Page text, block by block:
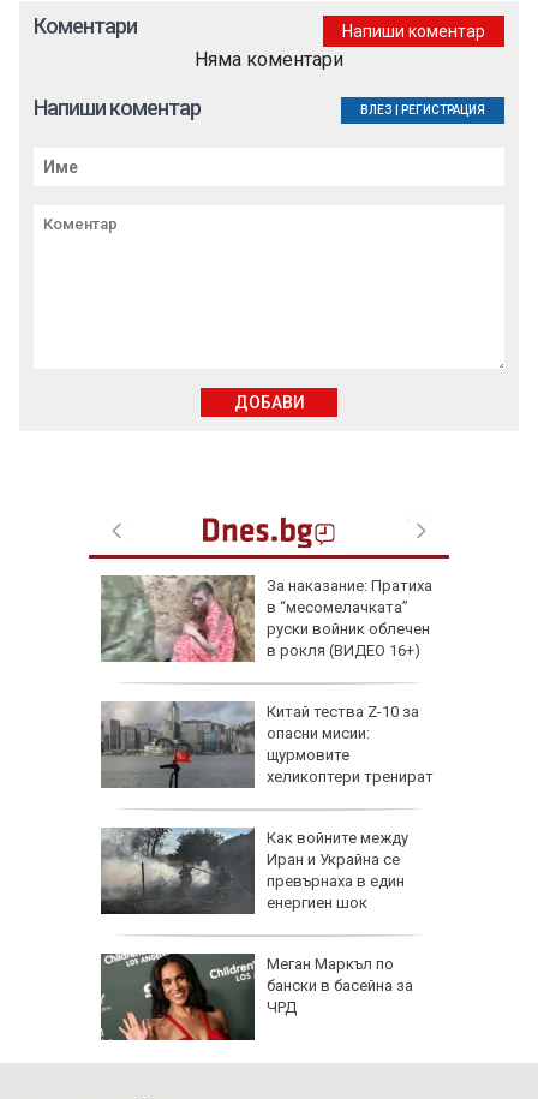
За наказание: Пратиха
в “месомелачката”
руски войник облечен
в рокля (ВИДЕО 16+)
Китай тества Z-10 за
опасни мисии:
щурмовите
хеликоптери тренират
Как войните между
Иран и Украйна се
превърнаха в един
енергиен шок
Меган Маркъл по
бански в басейна за
ЧРД
Коментари Напиши коментар
Няма коментари
Напиши коментар ВЛЕЗ РЕГИСТРАЦИЯ
ДОБАВИ